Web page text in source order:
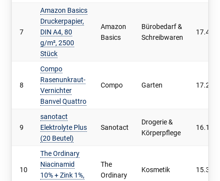
7
Amazon Basics
Druckerpapier,
DIN A4, 80
g/m², 2500
Stück
Amazon
Basics
Bürobedarf &
Schreibwaren
17.432
8
Compo
Rasenunkraut-
Vernichter
Banvel Quattro
Compo Garten 17.225
9
sanotact
Elektrolyte Plus
(20 Beutel)
Sanotact
Drogerie &
Körperpflege
16.117
10
The Ordinary
Niacinamid
10% + Zink 1%,
The
Ordinary
Kosmetik 15.368